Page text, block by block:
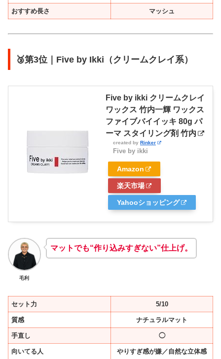
おすすめ長さ マッシュ
🥉第3位｜Five by Ikki（クリームクレイ系）
Five by ikki クリームクレイ
ワックス 竹内一輝 ワックス
ファイブバイイッキ 80g パ
ーマ スタイリング剤 竹内
created by Rinker
Five by ikki
Amazon
楽天市場
Yahooショッピング
毛利
マットでも“作り込みすぎない”仕上げ。
セット力 5/10
質感 ナチュラルマット
手直し ◯
向いてる人 やりすぎ感が嫌／自然な立体感